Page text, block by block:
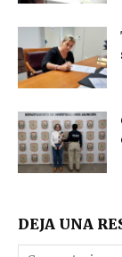
DEJA UNA